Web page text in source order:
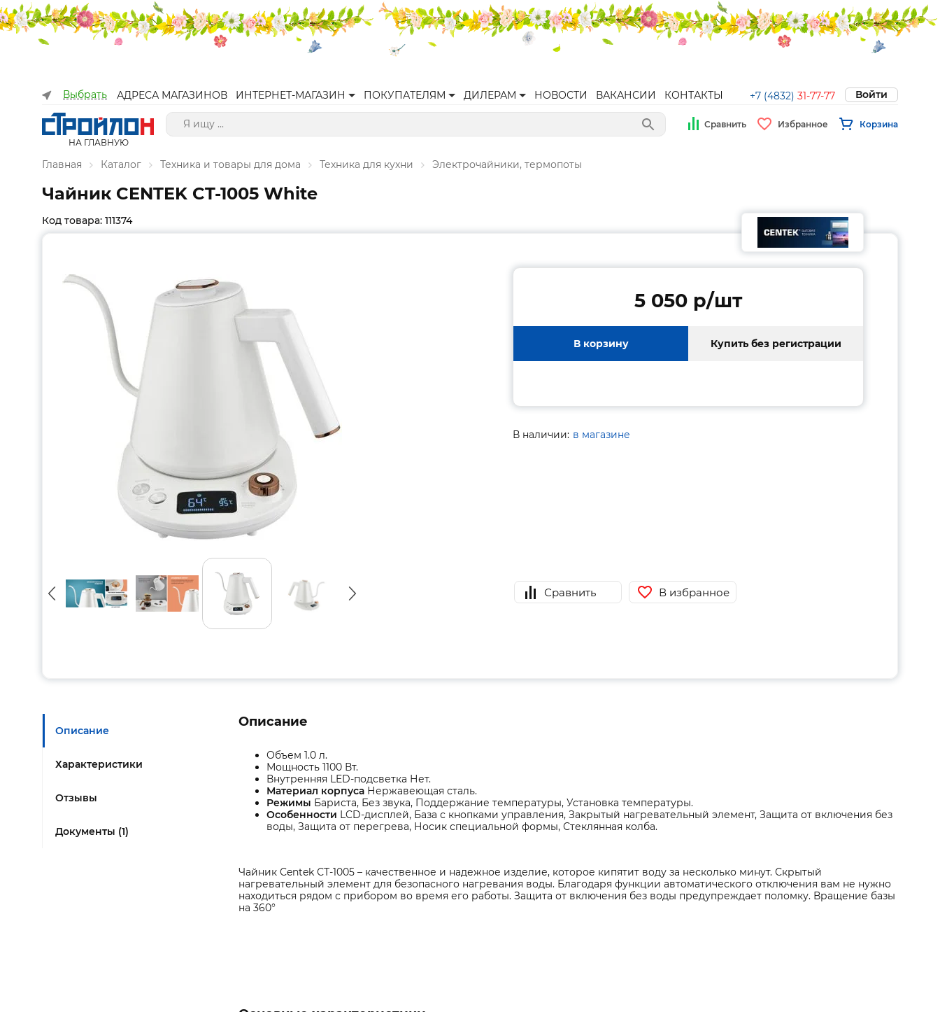
Выбрать АДРЕСА МАГАЗИНОВ ИНТЕРНЕТ-МАГАЗИН ПОКУПАТЕЛЯМ ДИЛЕРАМ НОВОСТИ ВАКАНСИИ КОНТАКТЫ +7 (4832) 31-77-77 Войти
НА ГЛАВНУЮ
Сравнить Избранное Корзина
Главная Каталог Техника и товары для дома Техника для кухни Электрочайники, термопоты
Чайник CENTEK CT-1005 White
Код товара: 111374
5 050 p/шт
В корзину Купить без регистрации
В наличии: в магазине
Сравнить В избранное
Описание
Характеристики
Отзывы
Документы (1)
Описание
Объем 1.0 л.
Мощность 1100 Вт.
Внутренняя LED-подсветка Нет.
Материал корпуса Нержавеющая сталь.
Режимы Бариста, Без звука, Поддержание температуры, Установка температуры.
Особенности LCD-дисплей, База с кнопками управления, Закрытый нагревательный элемент, Защита от включения без
воды, Защита от перегрева, Носик специальной формы, Стеклянная колба.
Чайник Centek СТ-1005 – качественное и надежное изделие, которое кипятит воду за несколько минут. Скрытый
нагревательный элемент для безопасного нагревания воды. Благодаря функции автоматического отключения вам не нужно
находиться рядом с прибором во время его работы. Защита от включения без воды предупреждает поломку. Вращение базы
на 360°